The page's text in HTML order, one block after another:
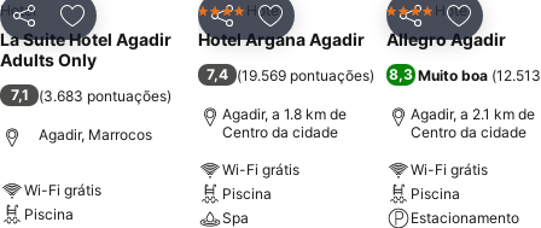
PartilharAdicionar aos favoritos
Hotel
La Suite Hotel Agadir
Adults Only
7,1 (3.683 pontuações)
Agadir, Marrocos
Wi-Fi grátis
Piscina
PartilharAdicionar aos favoritos
4 EstrelasHotel
Hotel Argana Agadir
7,4 (19.569 pontuações)
Agadir, a 1.8 km de
Centro da cidade
Wi-Fi grátis
Piscina
Spa
Partilhar
4 EstrelasHotel
Allegro Agadir
8,3 Muito boa (
Agadir, a 2.1 km de
Centro da cidade
Wi-Fi grátis
Piscina
Estacionamento